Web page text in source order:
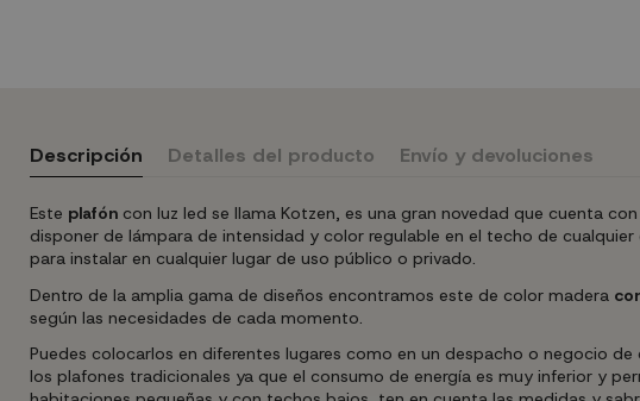
Descripción Detalles del producto Envío y devoluciones
Este plafóncon luz led se llama Kotzen, es una gran novedad que cuenta
disponer de lámpara de intensidad y color regulable en el techo de
para instalar en cualquier lugar de uso público o privado.
Dentro de la amplia gama de diseños encontramos este de color madera
según las necesidades de cada momento.
Puedes colocarlos en diferentes lugares como en un despacho o negocio
los plafones tradicionales ya que el consumo de energía es muy inferior y